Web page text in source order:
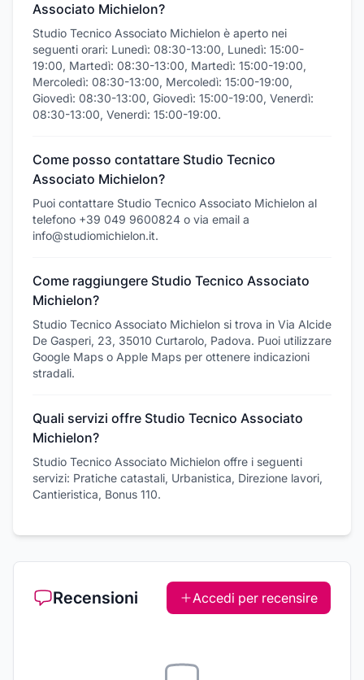
Associato Michielon?
Studio Tecnico Associato Michielon è aperto nei
seguenti orari: Lunedì: 08:30-13:00, Lunedì: 15:00-
19:00, Martedì: 08:30-13:00, Martedì: 15:00-19:00,
Mercoledì: 08:30-13:00, Mercoledì: 15:00-19:00,
Giovedì: 08:30-13:00, Giovedì: 15:00-19:00, Venerdì:
08:30-13:00, Venerdì: 15:00-19:00.
Come posso contattare Studio Tecnico
Associato Michielon?
Puoi contattare Studio Tecnico Associato Michielon al
telefono +39 049 9600824 o via email a
info@studiomichielon.it.
Come raggiungere Studio Tecnico Associato
Michielon?
Studio Tecnico Associato Michielon si trova in Via Alcide
De Gasperi, 23, 35010 Curtarolo, Padova. Puoi utilizzare
Google Maps o Apple Maps per ottenere indicazioni
stradali.
Quali servizi offre Studio Tecnico Associato
Michielon?
Studio Tecnico Associato Michielon offre i seguenti
servizi: Pratiche catastali, Urbanistica, Direzione lavori,
Cantieristica, Bonus 110.
Recensioni Accedi per recensire